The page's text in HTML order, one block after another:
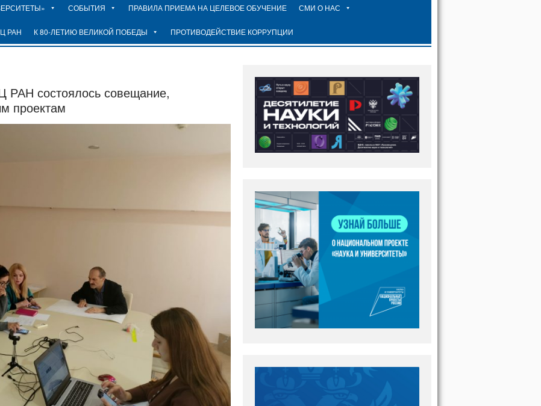
СОБЫТИЯ ПРАВИЛА ПРИЕМА НА ЦЕЛЕВОЕ ОБУЧЕНИЕ СМИ О НАС
РАН К 80-ЛЕТИЮ ВЕЛИКОЙ ПОБЕДЫ ПРОТИВОДЕЙСТВИЕ КОРРУПЦИИ
РАН состоялось совещание,
проектам